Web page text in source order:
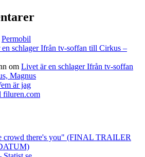
Permobil
schlager Ifrån tv-soffan till Cirkus –
om Livet är en schlager Ifrån tv-soffan
Magnus
är jag
filuren.com
crowd there's you" (FINAL TRAILER